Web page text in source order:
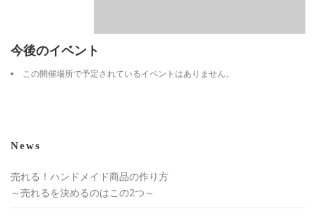
今後のイベント
この開催場所で予定されているイベントはありません。
News
売れる！ハンドメイド商品の作り方
～売れるを決めるのはこの2つ～